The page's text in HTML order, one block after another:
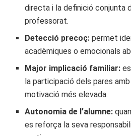
directa i la definició conjunta
professorat.
Detecció precoç: permet
acadèmiques o emocionals
Major implicació familiar:
la participació dels pares
motivació més elevada.
Autonomia de l’alumne:
es reforça la seva